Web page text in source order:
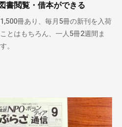
書閲覧・借本ができる
冊あり、毎月5冊の新刊を入荷
とはもちろん、一人5冊2週間ま
。